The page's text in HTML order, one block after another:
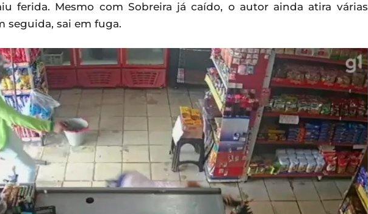
ferida. Mesmo com Sobreira já caído, o autor ainda atira várias
seguida, sai em fuga.